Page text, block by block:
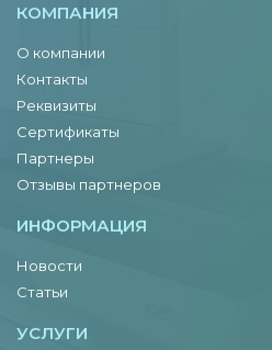
КОМПАНИЯ
О компании
Контакты
Реквизиты
Сертификаты
Партнеры
Отзывы партнеров
ИНФОРМАЦИЯ
Новости
Статьи
УСЛУГИ